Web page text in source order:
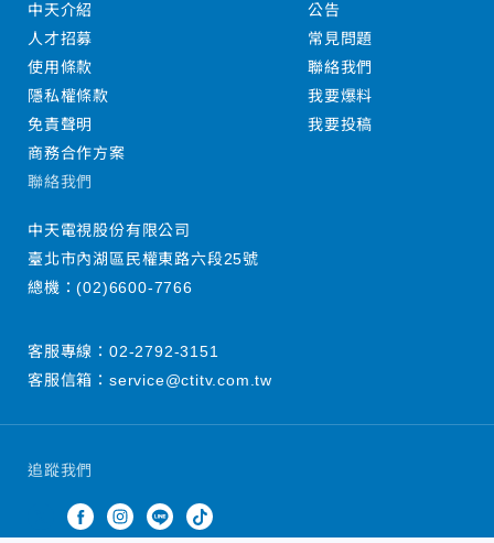
追蹤我們
中天介紹
人才招募
使用條款
隱私權條款
免責聲明
商務合作方案
公告
常見問題
聯絡我們
我要爆料
我要投稿
聯絡我們
中天電視股份有限公司
臺北市內湖區民權東路六段25號
總機：(02)6600-7766
客服專線： 02-2792-3151
客服信箱： service@ctitv.com.tw